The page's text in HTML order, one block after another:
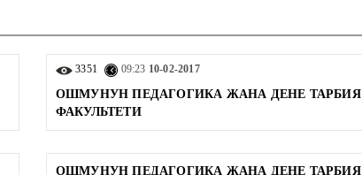
3351 09:23 10-02-2017
ОШМУНУН ПЕДАГОГИКА ЖАНА ДЕНЕ ТАРБИЯ
ФАКУЛЬТЕТИ
ОШМУНУН ПЕДАГОГИКА ЖАНА ДЕНЕ ТАРБИЯ